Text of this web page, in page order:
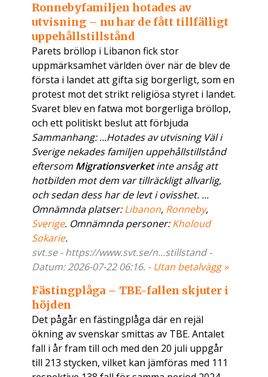
Ronnebyfamiljen hotades av
utvisning – nu har de fått tillfälligt
uppehållstillstånd
Parets bröllop i Libanon fick stor
uppmärksamhet världen över när de blev de
första i landet att gifta sig borgerligt, som en
protest mot det strikt religiösa styret i landet.
Svaret blev en fatwa mot borgerliga bröllop,
och ett politiskt beslut att förbjuda
Sammanhang: ...Hotades av utvisning Väl i
Sverige nekades familjen uppehållstillstånd
eftersom Migrationsverketinte ansåg att
hotbilden mot dem var tillräckligt allvarlig,
och sedan dess har de levt i ovisshet. ...
Omnämnda platser:Libanon, Ronneby,
Sverige. Omnämnda personer:Kholoud
Sokarie.
svt.se - https://www.svt.se/n...stillstand -
Datum: 2026-07-22 06:16. - Utan betalvägg »
Fästingplåga – TBE-fallen skjuter i
höjden
Det pågår en fästingplåga där en rejäl
ökning av svenskar smittas av TBE. Antalet
fall i år fram till och med den 20 juli uppgår
till 213 stycken, vilket kan jämföras med 111